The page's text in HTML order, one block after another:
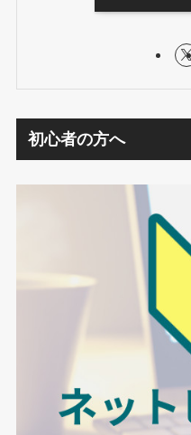
初心者の方へ